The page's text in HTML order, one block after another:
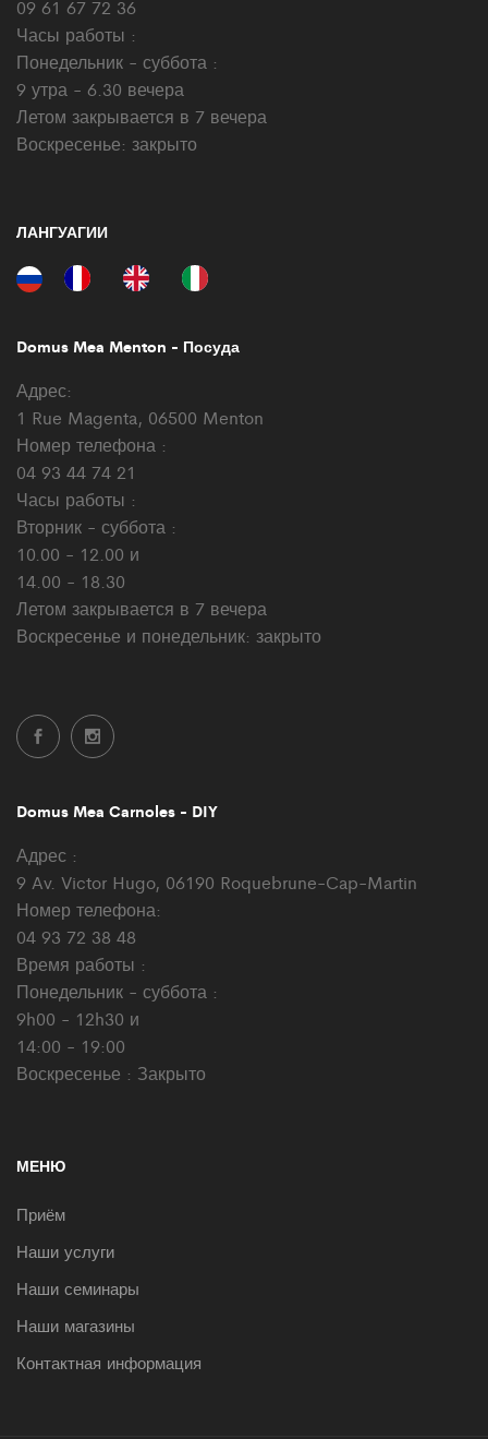
09 61 67 72 36
Часы работы :
Понедельник - суббота :
9 утра - 6.30 вечера
Летом закрывается в 7 вечера
Воскресенье: закрыто
ЛАНГУАГИИ
Domus Mea Menton - Посуда
Адрес:
1 Rue Magenta, 06500 Menton
Номер телефона :
04 93 44 74 21
Часы работы :
Вторник - суббота :
10.00 - 12.00 и
14.00 - 18.30
Летом закрывается в 7 вечера
Воскресенье и понедельник: закрыто
Domus Mea Carnoles - DIY
Адрес :
9 Av. Victor Hugo, 06190 Roquebrune-Cap-Martin
Номер телефона:
04 93 72 38 48
Время работы :
Понедельник - суббота :
9h00 - 12h30 и
14:00 - 19:00
Воскресенье : Закрыто
МЕНЮ
Приём
Наши услуги
Наши семинары
Наши магазины
Контактная информация